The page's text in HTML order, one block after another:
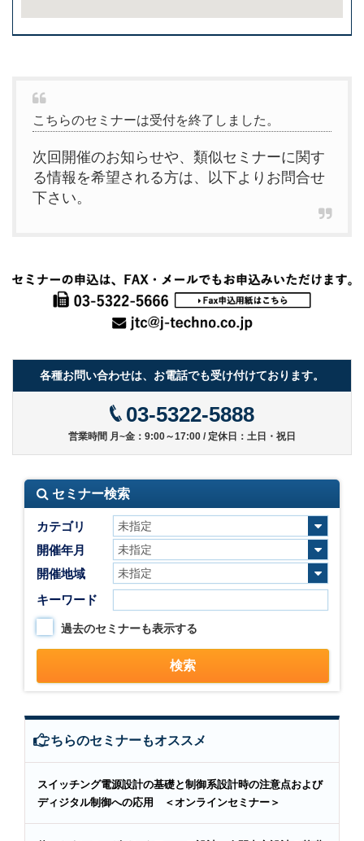
こちらのセミナーは受付を終了しました。
次回開催のお知らせや、類似セミナーに関す
る情報を希望される方は、以下よりお問合せ
下さい。
各種お問い合わせは、お電話でも受け付けております。
03-5322-5888
営業時間 月~金：9:00～17:00 / 定休日：土日・祝日
セミナー検索
カテゴリ
開催年月
開催地域
キーワード
過去のセミナーも表示する
こちらのセミナーもオススメ
スイッチング電源設計の基礎と制御系設計時の注意点および
ディジタル制御への応用 ＜オンラインセミナー＞